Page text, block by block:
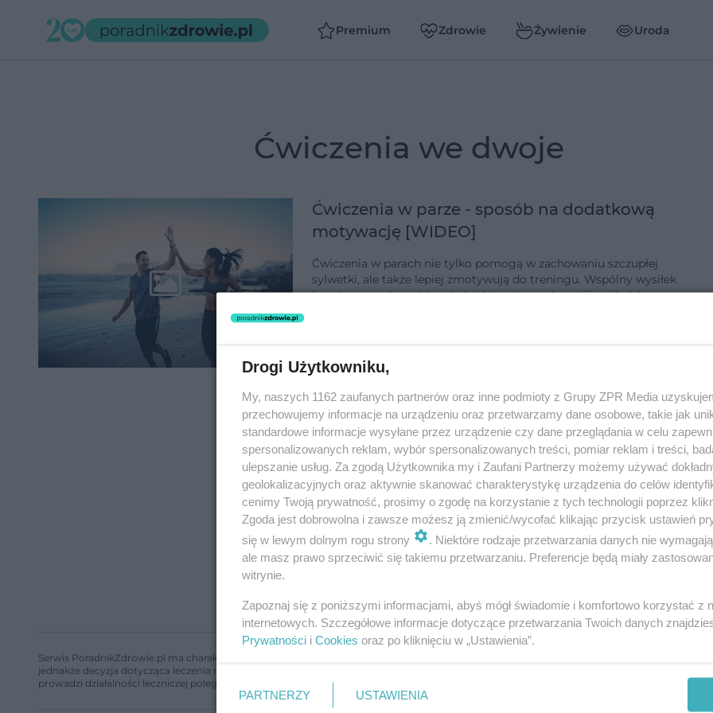
Premium Zdrowie Żywienie Uroda
ćwiczenia we dwoje
Ćwiczenia w parze - sposób na dodatkową
motywację [WIDEO]
Ćwiczenia w parach nie tylko pomogą w zachowaniu szczupłej
sylwetki, ale także lepiej zmotywują do treningu. Wspólny wysiłek
jest dużo przyjemniejszy i, dzięki wzajemnej mobilizacji, daje
Serwis PoradnikZdrowie.pl ma charakter edukacyjny, nie stanowi i nie zastępuje porady lekarskiej. Redakcja serwisu dokłada wszelkich
jednakże decyzja dotycząca leczenia należy do lekarza. Redakcja i wydawca serwisu nie ponoszą odpowiedzialności wynikającej z
prowadzi działalności leczniczej polegającej na udzielaniu świadczeń zdrowotnych w rozumieniu art. 3 ust 1 ustawy o działalności leczniczej.
Drogi Użytkowniku,
My, naszych 1162 zaufanych partnerów oraz inne podmioty z Grupy ZPR Media
przechowujemy informacje na urządzeniu oraz przetwarzamy dane osobowe, takie jak
standardowe informacje wysyłane przez urządzenie czy dane przeglądania w celu
spersonalizowanych reklam, wybór spersonalizowanych treści, pomiar reklam i treści,
ulepszanie usług. Za zgodą Użytkownika my i Zaufani Partnerzy możemy używać
geolokalizacyjnych oraz aktywnie skanować charakterystykę urządzenia do celów
cenimy Twoją prywatność, prosimy o zgodę na korzystanie z tych technologii poprzez
Zgoda jest dobrowolna i zawsze możesz ją zmienić/wycofać klikając przycisk ustawień
się w lewym dolnym rogu strony
. Niektóre rodzaje przetwarzania danych nie
ale masz prawo sprzeciwić się takiemu przetwarzaniu. Preferencje będą miały
witrynie.
Zapoznaj się z poniższymi informacjami, abyś mógł świadomie i komfortowo korzystać z
internetowych. Szczegółowe informacje dotyczące przetwarzania Twoich danych
Prywatności i Cookies oraz po kliknięciu w „Ustawienia”.
PARTNERZY USTAWIENIA